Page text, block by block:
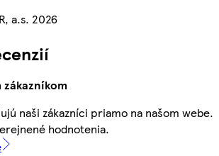
a.s. 2026
naši zákazníci priamo na našom webe.
hodnotenia.